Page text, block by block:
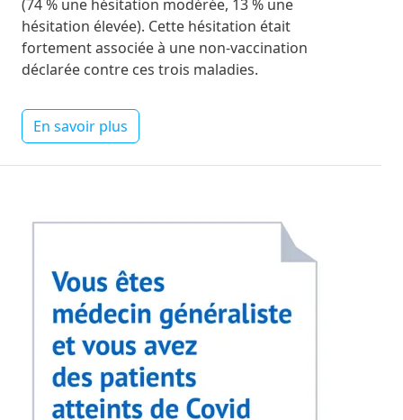
(74 % une hésitation modérée, 13 % une
hésitation élevée). Cette hésitation était
fortement associée à une non-vaccination
déclarée contre ces trois maladies.
En savoir plus
Image